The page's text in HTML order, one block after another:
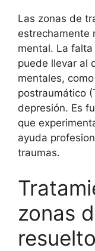
Las zonas de
estrechamente
mental. La
puede llevar al
mentales,
postraumático
depresión. Es
que
ayuda
traumas.
zonas
resuelto